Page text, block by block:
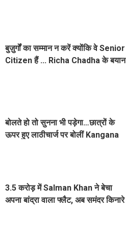
बुज़ुर्गों का सम्मान न करें क्योंकि वे Senior
Citizen हैं ... Richa Chadha के बयान
बोलते हो तो सुनना भी पड़ेगा…छात्रों के
ऊपर हुए लाठीचार्ज पर बोलीं Kangana
3.5 करोड़ में Salman Khan ने बेचा
अपना बांद्रा वाला फ्लैट, अब समंदर किनारे